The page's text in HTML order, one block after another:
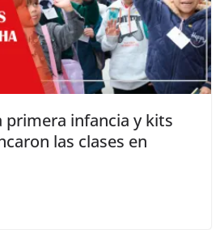
primera infancia y kits
las clases en